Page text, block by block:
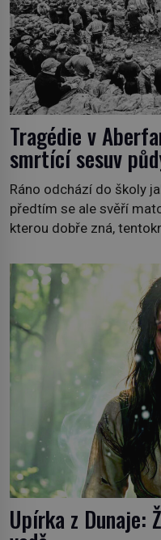
Tragédie v
smrtící sesuv
Ráno odchází do školy
předtím se ale svěří
kterou dobře zná,
později je mrtvá. Mohla
osud? Dne 21. října
Upírka z Dunaje: